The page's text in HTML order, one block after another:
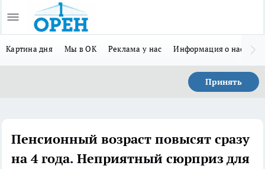
Картина дня Мы в ОК Реклама у нас Информация о нас
Принять
Пенсионный возраст повысят сразу
на 4 года. Неприятный сюрприз для